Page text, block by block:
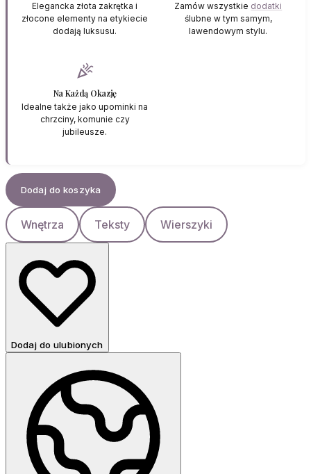
Elegancka złota zakrętka i
złocone elementy na etykiecie
dodają luksusu.
Zamów wszystkie dodatki
ślubne w tym samym,
lawendowym stylu.
celebration
Na Każdą Okazję
Idealne także jako upominki na
chrzciny, komunie czy
jubileusze.
Dodaj do koszyka
Wnętrza Teksty Wierszyki
Dodaj do ulubionych